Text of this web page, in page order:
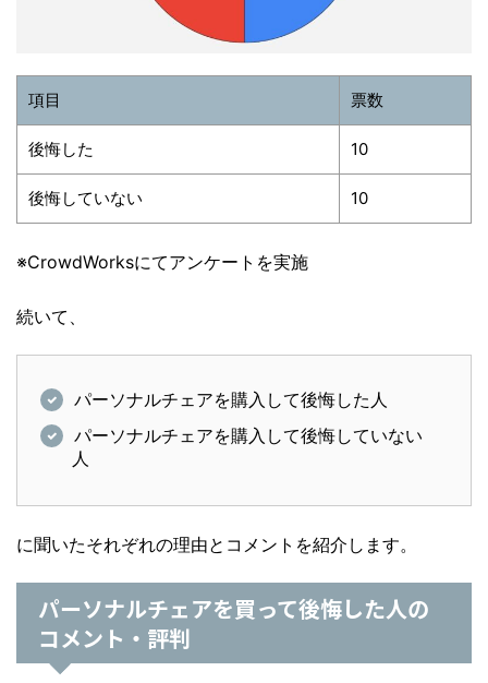
項目 票数
後悔した 10
後悔していない 10
※CrowdWorksにてアンケートを実施
続いて、
パーソナルチェアを購入して後悔した人
パーソナルチェアを購入して後悔していない
人
に聞いたそれぞれの理由とコメントを紹介します。
パーソナルチェアを買って後悔した人の
コメント・評判